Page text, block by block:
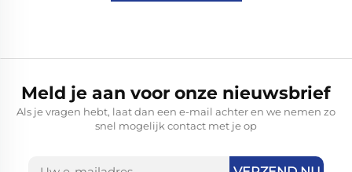
Meld je aan voor onze nieuwsbrief
Als je vragen hebt, laat dan een e-mail achter en we nemen zo
snel mogelijk contact met je op